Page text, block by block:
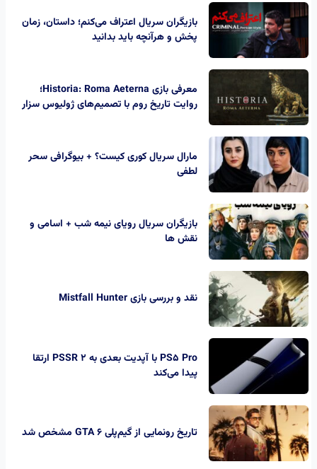
بازیگران سریال اعتراف می‌کنم؛ داستان، زمان
پخش و هرآنچه باید بدانید
معرفی بازی Historia: Roma Aeterna؛
روایت تاریخ روم با تصمیم‌های ژولیوس سزار
مارال سریال کوری کیست؟ + بیوگرافی سحر
لطفی
بازیگران سریال رویای نیمه شب + اسامی و
نقش ها
نقد و بررسی بازی Mistfall Hunter
PS5 Pro با آپدیت بعدی به PSSR 2 ارتقا
پیدا می‌کند
تاریخ رونمایی از گیم‌پلی GTA 6 مشخص شد